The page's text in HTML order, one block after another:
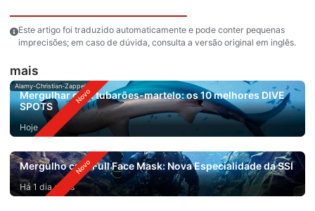
Este artigo foi traduzido automaticamente e pode conter pequenas
imprecisões; em caso de dúvida, consulta a versão original em inglês.
mais
Alamy-Christian-Zappel
Mergulhar com tubarões-martelo: os 10 melhores DIVE
SPOTS
Hoje
Mergulho com Full Face Mask: Nova Especialidade da SSI
Há 1 dia atrás